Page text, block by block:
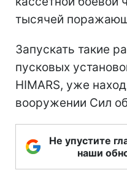
тысячей
Запускать такие
пусковых
HIMARS, уже
вооружении Сил
Не упустите
наши